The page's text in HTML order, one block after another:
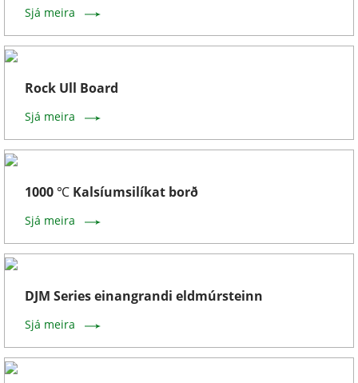
Sjá meira
Rock Ull Board
Sjá meira
1000 ℃ Kalsíumsilíkat borð
Sjá meira
DJM Series einangrandi eldmúrsteinn
Sjá meira